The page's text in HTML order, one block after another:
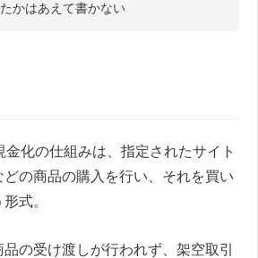
かはあえて書かない
化の仕組みは、指定されたサイト
の商品の購入を行い、それを買い
式。
の受け渡しが行われず、架空取引